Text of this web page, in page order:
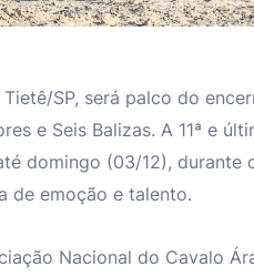
SP, será palco do
e Seis Balizas. A 11ª e
domingo (03/12), durante
de emoção e talento.
Nacional do Cavalo